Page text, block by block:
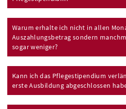
Warum erhalte ich nicht in allen
Auszahlungsbetrag sondern
sogar weniger?
Kann ich das Pflegestipendium
erste Ausbildung abgeschlossen